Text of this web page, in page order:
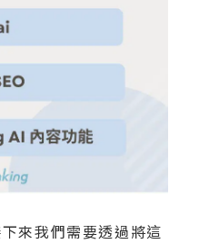
來我們需要透過將這